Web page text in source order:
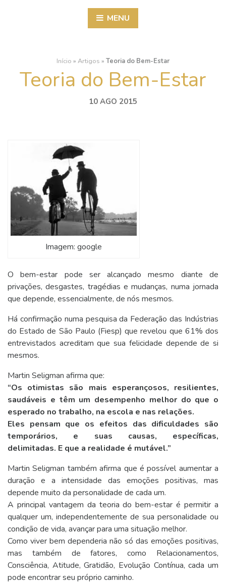
MENU
Início » Artigos » Teoria do Bem-Estar
Teoria do Bem-Estar
10 AGO 2015
Imagem: google
O bem-estar pode ser alcançado mesmo diante de
privações, desgastes, tragédias e mudanças, numa jornada
que depende, essencialmente, de nós mesmos.
Há confirmação numa pesquisa da Federação das Indústrias
do Estado de São Paulo (Fiesp) que revelou que 61% dos
entrevistados acreditam que sua felicidade depende de si
mesmos.
Martin Seligman afirma que:
“Os otimistas são mais esperançosos, resilientes,
saudáveis e têm um desempenho melhor do que o
esperado no trabalho, na escola e nas relações.
Eles pensam que os efeitos das dificuldades são
temporários, e suas causas, específicas,
delimitadas. E que a realidade é mutável.”
Martin Seligman também afirma que é possível aumentar a
duração e a intensidade das emoções positivas, mas
depende muito da personalidade de cada um.
A principal vantagem da teoria do bem-estar é permitir a
qualquer um, independentemente de sua personalidade ou
condição de vida, avançar para uma situação melhor.
Como viver bem dependeria não só das emoções positivas,
mas também de fatores, como Relacionamentos,
Consciência, Atitude, Gratidão, Evolução Contínua, cada um
pode encontrar seu próprio caminho.